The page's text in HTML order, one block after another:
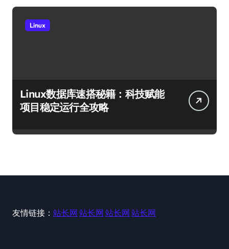
Linux
Linux数据库速搭秘籍：科技赋能
项目稳定运行全攻略
友情链接： 站长网 站长网 站长网 站长网